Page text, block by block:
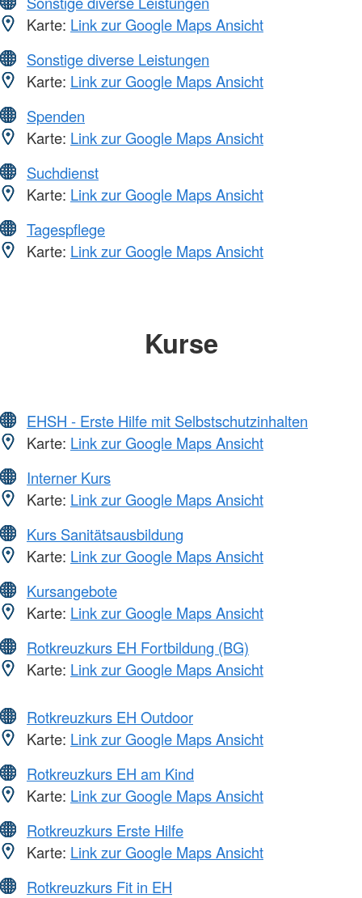
Karte: Link zur Google Maps Ansicht
Sonstige diverse Leistungen
Karte: Link zur Google Maps Ansicht
Spenden
Karte: Link zur Google Maps Ansicht
Suchdienst
Karte: Link zur Google Maps Ansicht
Tagespflege
Karte: Link zur Google Maps Ansicht
Kurse
EHSH - Erste Hilfe mit Selbstschutzinhalten
Karte: Link zur Google Maps Ansicht
Interner Kurs
Karte: Link zur Google Maps Ansicht
Kurs Sanitätsausbildung
Karte: Link zur Google Maps Ansicht
Kursangebote
Karte: Link zur Google Maps Ansicht
Rotkreuzkurs EH Fortbildung (BG)
Karte: Link zur Google Maps Ansicht
Rotkreuzkurs EH Outdoor
Karte: Link zur Google Maps Ansicht
Rotkreuzkurs EH am Kind
Karte: Link zur Google Maps Ansicht
Rotkreuzkurs Erste Hilfe
Karte: Link zur Google Maps Ansicht
Rotkreuzkurs Fit in EH